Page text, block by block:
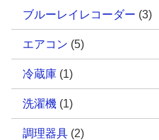
ブルーレイレコーダー (3)
エアコン (5)
冷蔵庫 (1)
洗濯機 (1)
調理器具 (2)